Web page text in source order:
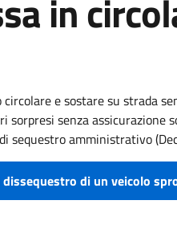
in
circolare e sostare su strada
sorpresi senza
sequestro amministrativo
dissequestro di un veicolo